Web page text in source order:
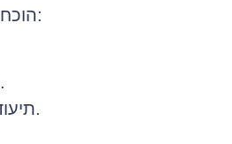
הוכחה זו יש להציג באמצעות המסמכים הבאים:
טופס I-551 – כרטיס תושב קבע חוקי.
טופס I-94 – תיעוד הגעה/יציאה מארה"ב.